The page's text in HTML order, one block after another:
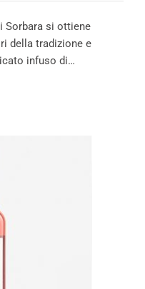
Sorbara si ottiene
della tradizione e
infuso di…